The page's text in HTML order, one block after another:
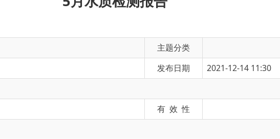
2021-12-14 11:30
有 效 性